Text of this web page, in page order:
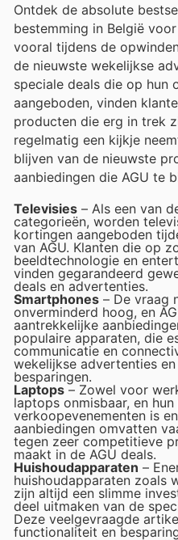
Ontdek de absolute
bestemming in België
vooral tijdens de
de nieuwste wekelijkse
speciale deals die op hun
aangeboden, vinden
producten die erg in trek
regelmatig een kijkje
blijven van de nieuwste
aanbiedingen die AGU te
Televisies – Als een van
categorieën, worden
kortingen aangeboden
van AGU. Klanten die op
beeldtechnologie en
vinden gegarandeerd
deals en advertenties.
Smartphones – De vraag
onverminderd hoog, en
aantrekkelijke
populaire apparaten, die
communicatie en
wekelijkse advertenties
besparingen.
Laptops– Zowel voor
laptops onmisbaar, en
verkoopevenementen is
aanbiedingen omvatten
tegen zeer competitieve
maakt in de AGU deals.
Huishoudapparaten –
huishoudapparaten zoals
zijn altijd een slimme
deel uitmaken van de
Deze veelgevraagde
functionaliteit en